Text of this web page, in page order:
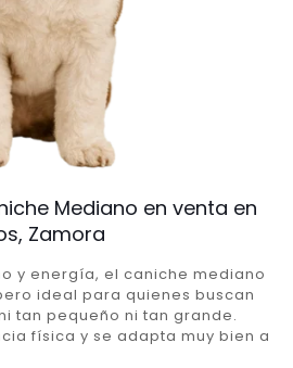
Mediano en venta en
Zamora
y energía, el caniche mediano
ideal para quienes buscan
tan pequeño ni tan grande.
física y se adapta muy bien a